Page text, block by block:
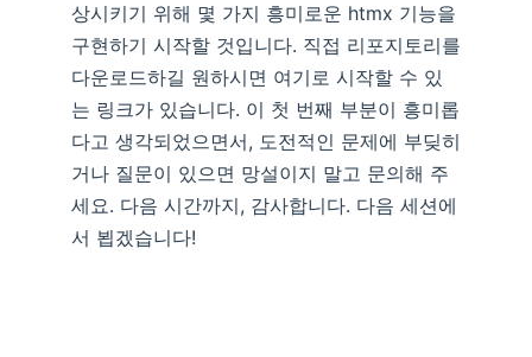
상시키기 위해 몇 가지 흥미로운 htmx 기능을
구현하기 시작할 것입니다. 직접 리포지토리를
다운로드하길 원하시면 여기로 시작할 수 있
는 링크가 있습니다. 이 첫 번째 부분이 흥미롭
다고 생각되었으면서, 도전적인 문제에 부딪히
거나 질문이 있으면 망설이지 말고 문의해 주
세요. 다음 시간까지, 감사합니다. 다음 세션에
서 뵙겠습니다!